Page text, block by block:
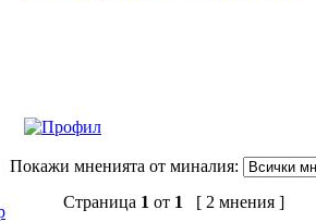
Покажи мненията от миналия:
Страница 1 от 1 [ 2 мнения ]